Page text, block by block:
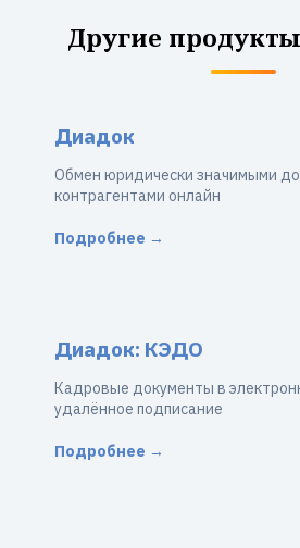
Другие
Диадок
Обмен юридически значимыми
контрагентами онлайн
Подробнее →
Диадок: КЭДО
Кадровые документы в
удалённое подписание
Подробнее →